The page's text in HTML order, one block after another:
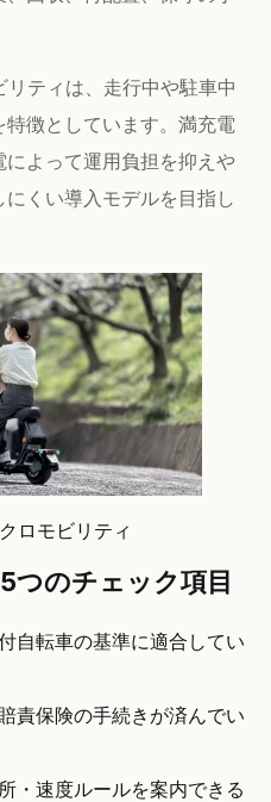
ティは、走行中や駐車中
徴としています。満充電
よって運用負担を抑えや
くい導入モデルを目指し
ロモビリティ
つのチェック項目
自転車の基準に適合してい
責保険の手続きが済んでい
・速度ルールを案内できる